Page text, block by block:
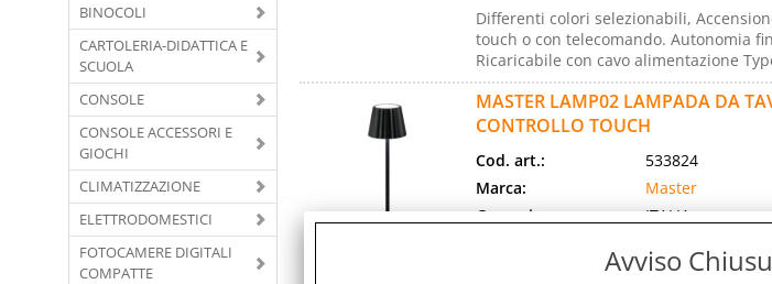
BINOCOLI
CARTOLERIA-DIDATTICA E
SCUOLA
CONSOLE
CONSOLE ACCESSORI E
GIOCHI
CLIMATIZZAZIONE
ELETTRODOMESTICI
FOTOCAMERE DIGITALI
COMPATTE
Differenti colori selezionabili,
touch o con telecomando. Autonomia
Ricaricabile con cavo alimentazione
MASTER LAMP02 LAMPADA DA
CONTROLLO TOUCH
Cod. art.:
533824
Marca:
Master
Garanzia:
ITALIA
8056746666965
Avviso